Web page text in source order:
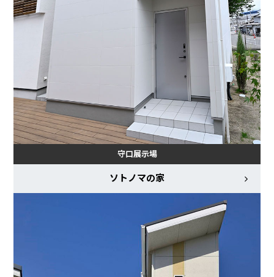
守口展示場
ソトノマの家